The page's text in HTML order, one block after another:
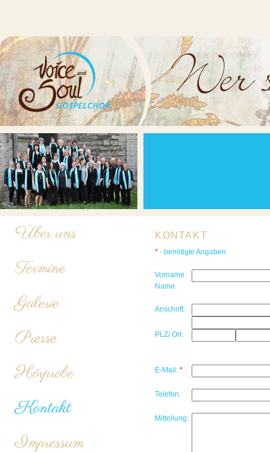
Über uns
Termine
Galerie
Presse
Hörprobe
Kontakt
Impressum
KONTAKT
* - benötigte Angaben
Vorname
Name:
Anschrift:
PLZ/ Ort:
E-Mail: *
Telefon:
Mitteilung: